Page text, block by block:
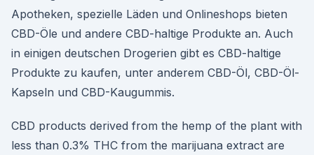
Apotheken, spezielle Läden und Onlineshops bieten
CBD-Öle und andere CBD-haltige Produkte an. Auch
in einigen deutschen Drogerien gibt es CBD-haltige
Produkte zu kaufen, unter anderem CBD-Öl, CBD-Öl-
Kapseln und CBD-Kaugummis.
CBD products derived from the hemp of the plant with
less than 0.3% THC from the marijuana extract are